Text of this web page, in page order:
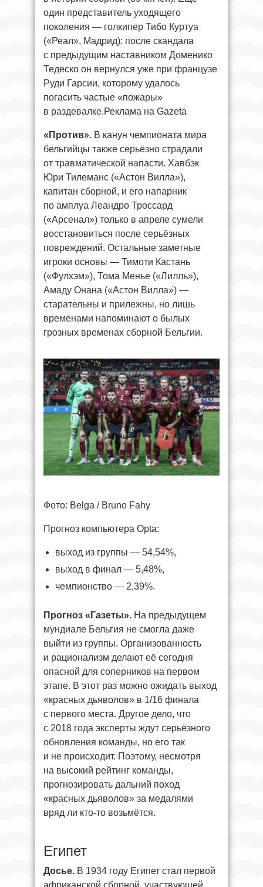
один представитель уходящего
поколения — голкипер Тибо Куртуа
(«Реал», Мадрид): после скандала
с предыдущим наставником Доменико
Тедеско он вернулся уже при французе
Руди Гарсии, которому удалось
погасить частые «пожары»
в раздевалке.Реклама на Gazeta
«Против». В канун чемпионата мира
бельгийцы также серьёзно страдали
от травматической напасти. Хавбэк
Юри Тилеманс («Астон Вилла»),
капитан сборной, и его напарник
по амплуа Леандро Троссард
(«Арсенал») только в апреле сумели
восстановиться после серьёзных
повреждений. Остальные заметные
игроки основы — Тимоти Кастань
(«Фулхэм»), Тома Менье («Лилль»),
Амаду Онана («Астон Вилла») —
старательны и прилежны, но лишь
временами напоминают о былых
грозных временах сборной Бельгии.
Фото: Belga / Bruno Fahy
Прогноз компьютера Opta:
выход из группы — 54,54%,
выход в финал — 5,48%,
чемпионство — 2,39%.
Прогноз «Газеты». На предыдущем
мундиале Бельгия не смогла даже
выйти из группы. Организованность
и рационализм делают её сегодня
опасной для соперников на первом
этапе. В этот раз можно ожидать выход
«красных дьяволов» в 1/16 финала
с первого места. Другое дело, что
с 2018 года эксперты ждут серьёзного
обновления команды, но его так
и не происходит. Поэтому, несмотря
на высокий рейтинг команды,
прогнозировать дальний поход
«красных дьяволов» за медалями
вряд ли кто-то возьмётся.
Египет
Досье. В 1934 году Египет стал первой